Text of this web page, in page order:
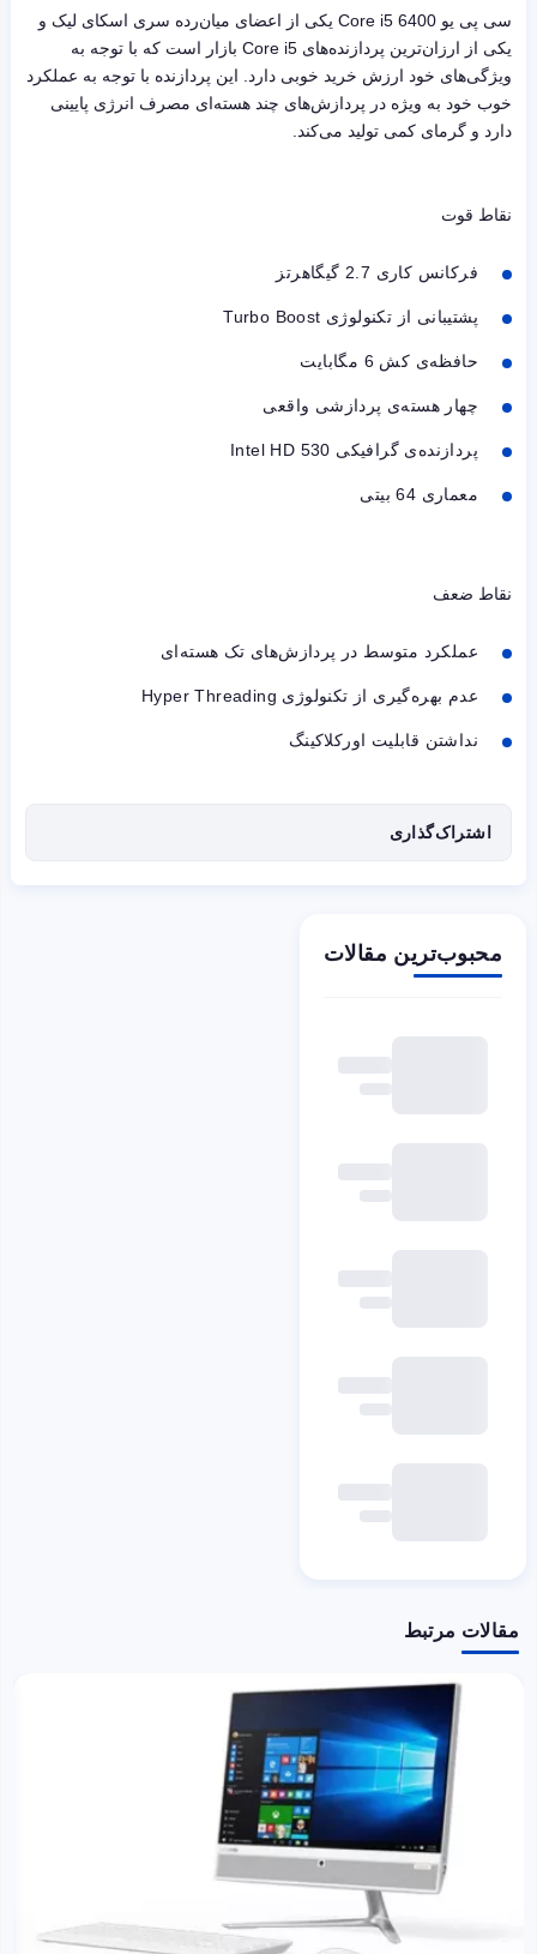
سی پی یو Core i5 6400 یکی از اعضای میان‌رده سری اسکای لیک و
یکی از ارزان‌ترین پردازنده‌های Core i5 بازار است که با توجه به
ویژگی‌های خود ارزش خرید خوبی دارد. این پردازنده با توجه به عملکرد
خوب خود به ویژه در پردازش‌های چند هسته‌ای مصرف انرژی پایینی
دارد و گرمای کمی تولید می‌کند.
نقاط قوت
فرکانس کاری 2.7 گیگاهرتز
پشتیبانی از تکنولوژی Turbo Boost
حافظه‌ی کش 6 مگابایت
چهار هسته‌ی پردازشی واقعی
پردازنده‌ی گرافیکی Intel HD 530
معماری 64 بیتی
نقاط ضعف
عملکرد متوسط در پردازش‌های تک هسته‌ای
عدم بهره‌گیری از تکنولوژی Hyper Threading
نداشتن قابلیت اورکلاکینگ
اشتراک‌گذاری
محبوب‌ترین مقالات
مقالات مرتبط